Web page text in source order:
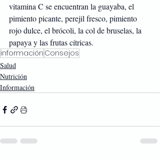
vitamina C se encuentran la guayaba, el
pimiento picante, perejil fresco, pimiento
rojo dulce, el brócoli, la col de bruselas, la
papaya y las frutas cítricas.
información Consejos
Salud
Nutrición
Información